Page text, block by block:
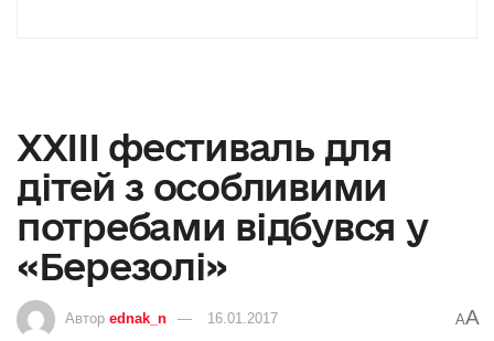
ХХІІІ фестиваль для
дітей з особливими
потребами відбувся у
«Березолі»
Автор ednak_n 16.01.2017 AA